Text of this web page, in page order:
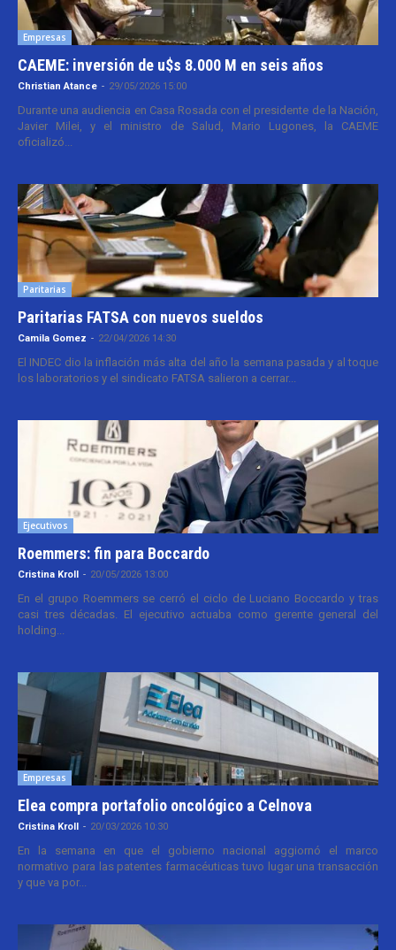
Empresas
CAEME: inversión de u$s 8.000 M en seis años
Christian Atance - 29/05/2026 15:00
Durante una audiencia en Casa Rosada con el presidente de la Nación,
Javier Milei, y el ministro de Salud, Mario Lugones, la CAEME
oficializó...
Paritarias
Paritarias FATSA con nuevos sueldos
Camila Gomez - 22/04/2026 14:30
El INDEC dio la inflación más alta del año la semana pasada y al toque
los laboratorios y el sindicato FATSA salieron a cerrar...
Ejecutivos
Roemmers: fin para Boccardo
Cristina Kroll - 20/05/2026 13:00
En el grupo Roemmers se cerró el ciclo de Luciano Boccardo y tras
casi tres décadas. El ejecutivo actuaba como gerente general del
holding...
Empresas
Elea compra portafolio oncológico a Celnova
Cristina Kroll - 20/03/2026 10:30
En la semana en que el gobierno nacional aggiornó el marco
normativo para las patentes farmacéuticas tuvo lugar una transacción
y que va por...